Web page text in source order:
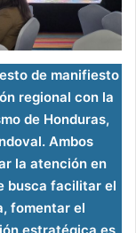
de manifiesto
regional con la
de Honduras,
Ambos
la atención en
busca facilitar el
fomentar el